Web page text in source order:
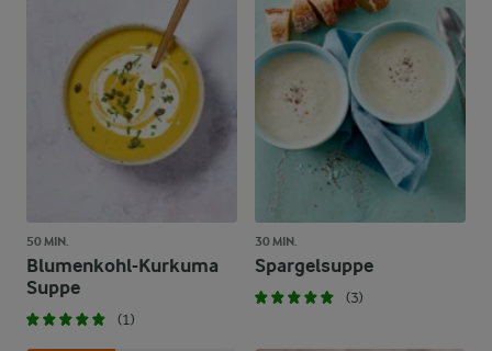
50 MIN.
Blumenkohl-Kurkuma
Suppe
(1)
30 MIN.
Spargelsuppe
(3)